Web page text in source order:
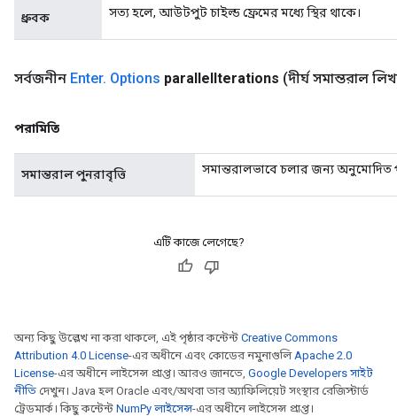
ধ্রুবক সত্য হলে, আউটপুট চাইল্ড ফ্রেমের মধ্যে স্থির থাকে।
সর্বজনীন Enter. Options parallelIterations (দীর্ঘ সমান্তরাল
পরামিতি
সমান্তরাল পুনরাবৃত্তি সমান্তরালভাবে চলার জন্য অনুমোদিত
এটি কাজে লেগেছে?
অন্য কিছু উল্লেখ না করা থাকলে, এই পৃষ্ঠার কন্টেন্ট Creative Commons
Attribution 4.0 License-এর অধীনে এবং কোডের নমুনাগুলিApache 2.0
License-এর অধীনে লাইসেন্স প্রাপ্ত। আরও জানতে, Google Developers সাইট
নীতি দেখুন। Java হল Oracle এবং/অথবা তার অ্যাফিলিয়েট সংস্থার রেজিস্টার্ড
ট্রেডমার্ক। কিছু কন্টেন্ট NumPy লাইসেন্স-এর অধীনে লাইসেন্স প্রাপ্ত।